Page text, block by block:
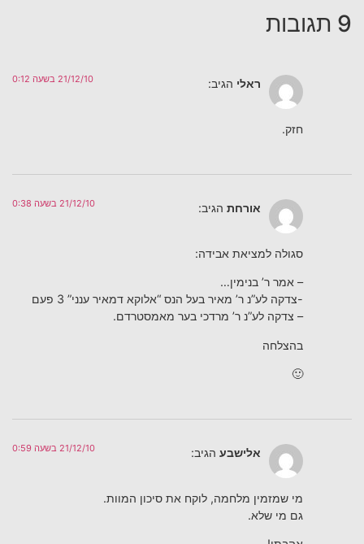
9 תגובות
ראלי הגיב: 21/12/10 בשעה 0:12
חזק.
אורחת הגיב: 21/12/10 בשעה 0:38
סגולה למציאת אבידה:
– אמר ר’ בנימין…
-צדקה לע”נ ר’ מאיר בעל הנס “אלוקא דמאיר ענני” 3 פעם
– צדקה לע”נ ר’ מרדכי בער מאמסטרדם.
בהצלחה
🙂
אלישבע הגיב: 21/12/10 בשעה 0:59
מי שמזמין מלחמה, לוקח את סיכון המוות.
גם מי שלא.